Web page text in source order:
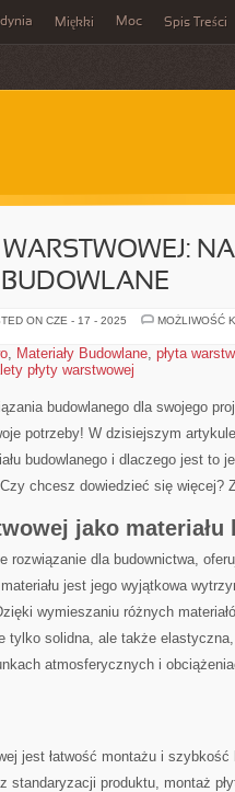
Miękki Moc Spis Treści
ON CZE - 17 - 2025
MOŻLIWOŚĆ
, Materiały Budowlane, płyta
płyty warstwowej
budowlanego⁤ dla swojego⁣
potrzeby! W dzisiejszym
budowlanego i​ dlaczego jest to
chcesz dowiedzieć się‌ więcej?
jako ‍materiału
rozwiązanie dla budownictwa,
jest jego wyjątkowa⁣
wymieszaniu ‌różnych
tylko⁣ solidna, ale ​także
atmosferycznych i​
jest łatwość ⁢montażu i szybkość
​standaryzacji produktu, montaż